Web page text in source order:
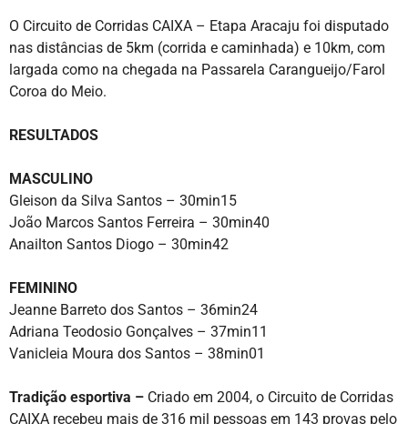
O Circuito de Corridas CAIXA – Etapa Aracaju foi disputado
nas distâncias de 5km (corrida e caminhada) e 10km, com
largada como na chegada na Passarela Carangueijo/Farol
Coroa do Meio.
RESULTADOS
MASCULINO
Gleison da Silva Santos – 30min15
João Marcos Santos Ferreira – 30min40
Anailton Santos Diogo – 30min42
FEMININO
Jeanne Barreto dos Santos – 36min24
Adriana Teodosio Gonçalves – 37min11
Vanicleia Moura dos Santos – 38min01
Tradição esportiva – Criado em 2004, o Circuito de Corridas
CAIXA recebeu mais de 316 mil pessoas em 143 provas pelo